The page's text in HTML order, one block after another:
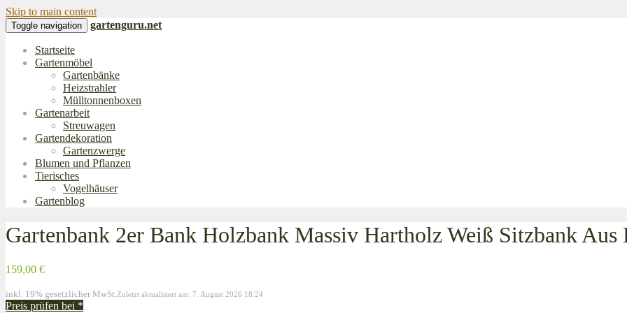
Skip to main content
Toggle navigation gartenguru.net
Startseite
Gartenmöbel
Gartenbänke
Heizstrahler
Mülltonnenboxen
Gartenarbeit
Streuwagen
Gartendekoration
Gartenzwerge
Blumen und Pflanzen
Tierisches
Vogelhäuser
Gartenblog
Gartenbank 2er Bank Holzbank Massiv Hartholz Weiß Sitzbank Aus
159,00 €
inkl. 19% gesetzlicher MwSt. Zuletzt aktualisiert am: 7. August 2026 18:24
Preis prüfen bei *